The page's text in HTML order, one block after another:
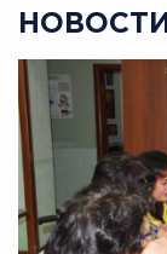
НОВОСТИ